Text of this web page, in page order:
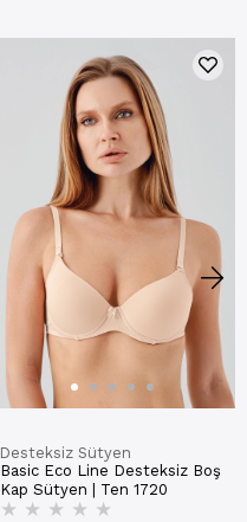
Desteksiz Sütyen
Basic Eco Line Desteksiz Boş
Kap Sütyen | Ten 1720
★ ★ ★ ★ ★